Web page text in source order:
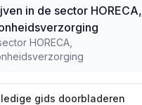
in de sector HORECA,
HORECA,
gids doorbladeren